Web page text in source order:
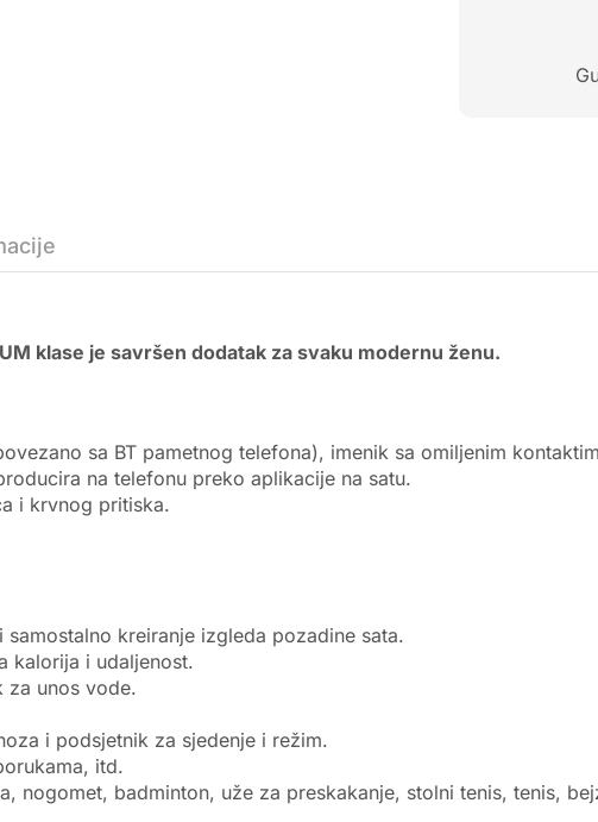
klase je savršen dodatak za svaku modernu ženu.
sa BT pametnog telefona), imenik sa omiljenim
na telefonu preko aplikacije na satu.
i krvnog pritiska.
kreiranje izgleda pozadine sata.
kalorija i udaljenost.
za unos vode.
i podsjetnik za sjedenje i režim.
itd.
nogomet, badminton, uže za preskakanje, stolni tenis, tenis,